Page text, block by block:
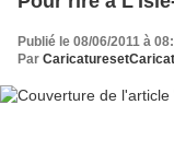
Publié le 08/06/2011 à
Par